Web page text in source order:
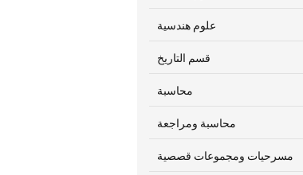
علوم هندسية
قسم التاريخ
محاسبة
محاسبة ومراجعة
مسرحيات ومجموعات قصصية